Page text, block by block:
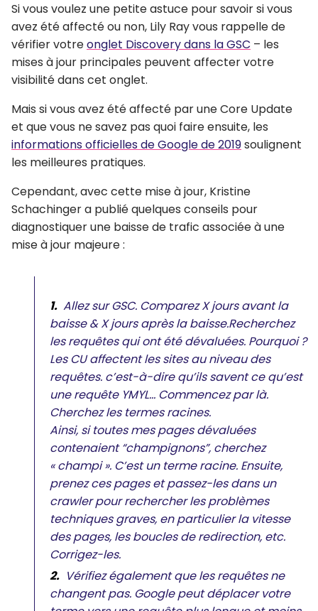
Si vous voulez une petite astuce pour savoir si vous
avez été affecté ou non, Lily Ray vous rappelle de
vérifier votreonglet Discovery dans la GSC – les
mises à jour principales peuvent affecter votre
visibilité dans cet onglet.
Mais si vous avez été affecté par une Core Update
et que vous ne savez pas quoi faire ensuite, les
informations officielles de Google de 2019soulignent
les meilleures pratiques.
Cependant, avec cette mise à jour, Kristine
Schachinger a publié quelques conseils pour
diagnostiquer une baisse de trafic associée à une
mise à jour majeure :
Allez sur GSC. Comparez X jours avant la
baisse & X jours après la baisse.Recherchez
les requêtes qui ont été dévaluées. Pourquoi ?
Les CU affectent les sites au niveau des
requêtes. c’est-à-dire qu’ils savent ce qu’est
une requête YMYL… Commencez par là.
Cherchez les termes racines.
Ainsi, si toutes mes pages dévaluées
contenaient “champignons”, cherchez
« champi ». C’est un terme racine. Ensuite,
prenez ces pages et passez-les dans un
crawler pour rechercher les problèmes
techniques graves, en particulier la vitesse
des pages, les boucles de redirection, etc.
Corrigez-les.
Vérifiez également que les requêtes ne
changent pas. Google peut déplacer votre